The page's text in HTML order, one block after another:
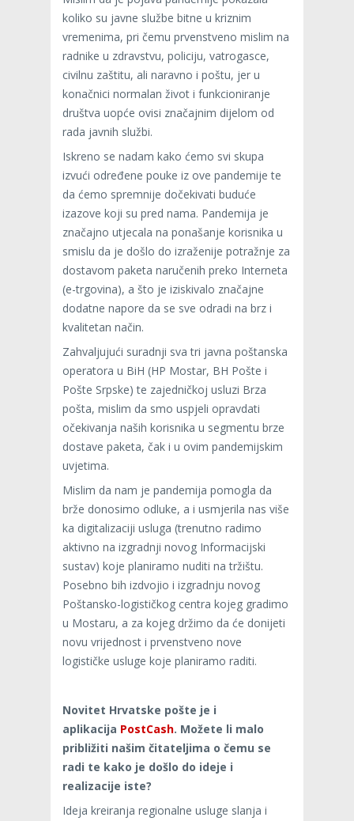
koliko su javne službe bitne u kriznim
vremenima, pri čemu prvenstveno mislim na
radnike u zdravstvu, policiju, vatrogasce,
civilnu zaštitu, ali naravno i poštu, jer u
konačnici normalan život i funkcioniranje
društva uopće ovisi značajnim dijelom od
rada javnih službi.
Iskreno se nadam kako ćemo svi skupa
izvući određene pouke iz ove pandemije te
da ćemo spremnije dočekivati buduće
izazove koji su pred nama. Pandemija je
značajno utjecala na ponašanje korisnika u
smislu da je došlo do izraženije potražnje za
dostavom paketa naručenih preko Interneta
(e-trgovina), a što je iziskivalo značajne
dodatne napore da se sve odradi na brz i
kvalitetan način.
Zahvaljujući suradnji sva tri javna poštanska
operatora u BiH (HP Mostar, BH Pošte i
Pošte Srpske) te zajedničkoj usluzi Brza
pošta, mislim da smo uspjeli opravdati
očekivanja naših korisnika u segmentu brze
dostave paketa, čak i u ovim pandemijskim
uvjetima.
Mislim da nam je pandemija pomogla da
brže donosimo odluke, a i usmjerila nas više
ka digitalizaciji usluga (trenutno radimo
aktivno na izgradnji novog Informacijski
sustav) koje planiramo nuditi na tržištu.
Posebno bih izdvojio i izgradnju novog
Poštansko-logističkog centra kojeg gradimo
u Mostaru, a za kojeg držimo da će donijeti
novu vrijednost i prvenstveno nove
logističke usluge koje planiramo raditi.
Novitet Hrvatske pošte je i
aplikacija PostCash. Možete li malo
približiti našim čitateljima o čemu se
radi te kako je došlo do ideje i
realizacije iste?
Ideja kreiranja regionalne usluge slanja i